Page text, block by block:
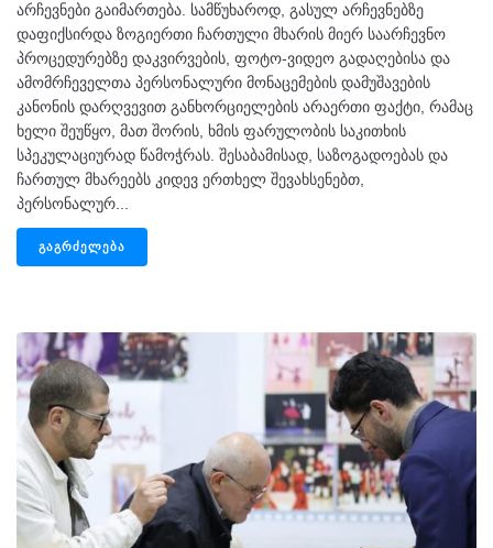
არჩევნები გაიმართება. სამწუხაროდ, გასულ არჩევნებზე
დაფიქსირდა ზოგიერთი ჩართული მხარის მიერ საარჩევნო
პროცედურებზე დაკვირვების, ფოტო-ვიდეო გადაღებისა და
ამომრჩეველთა პერსონალური მონაცემების დამუშავების
კანონის დარღვევით განხორციელების არაერთი ფაქტი, რამაც
ხელი შეუწყო, მათ შორის, ხმის ფარულობის საკითხის
სპეკულაციურად წამოჭრას. შესაბამისად, საზოგადოებას და
ჩართულ მხარეებს კიდევ ერთხელ შევახსენებთ,
პერსონალურ...
ᲒᲐᲒᲠᲫᲔᲚᲔᲑᲐ